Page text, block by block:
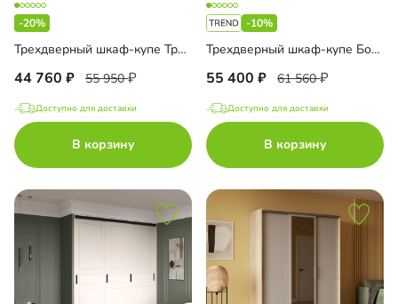
-20%
Трехдверный шкаф-купе Тринити-3-1 5 полок
44 760 55 950
Доступно для доставки
В корзину
-10%
Трехдверный шкаф-купе Борден-5-1 1100
55 400 61 560
Доступно для доставки
В корзину